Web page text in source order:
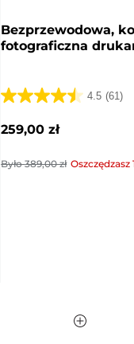
Bezprzewodowa,
fotograficzna
4.5 (61)
4.5
na
gwiazdek.
259,00 zł
Było389,00 zł Oszczędzasz